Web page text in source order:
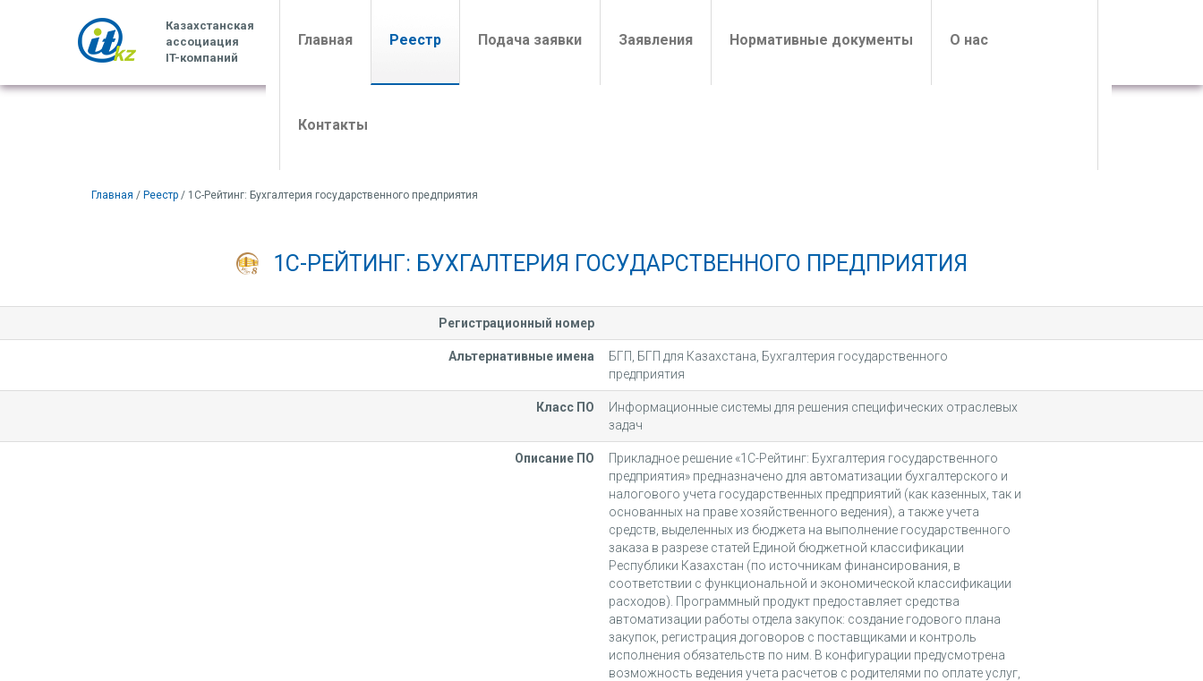
Казахстанская
ассоциация
IT-компаний
Главная(current)Реестр Подача заявки Заявления Нормативные документы О нас
Контакты
Главная / Реестр / 1С-Рейтинг: Бухгалтерия государственного предприятия
1С-РЕЙТИНГ: БУХГАЛТЕРИЯ ГОСУДАРСТВЕННОГО ПРЕДПРИЯТИЯ
Регистрационный номер
Альтернативные имена
БГП, БГП для Казахстана, Бухгалтерия государственного
предприятия
Класс ПО
Информационные системы для решения специфических отраслевых
задач
Описание ПО
Прикладное решение «1С-Рейтинг: Бухгалтерия государственного
предприятия» предназначено для автоматизации бухгалтерского и
налогового учета государственных предприятий (как казенных, так и
основанных на праве хозяйственного ведения), а также учета
средств, выделенных из бюджета на выполнение государственного
заказа в разрезе статей Единой бюджетной классификации
Республики Казахстан (по источникам финансирования, в
соответствии с функциональной и экономической классификации
расходов). Программный продукт предоставляет средства
автоматизации работы отдела закупок: создание годового плана
закупок, регистрация договоров с поставщиками и контроль
исполнения обязательств по ним. В конфигурации предусмотрена
возможность ведения учета расчетов с родителями по оплате услуг,